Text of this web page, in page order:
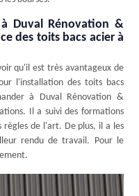
Duval Rénovation &
des toits bacs acier à
qu'il est très avantageux de
l'installation des toits bacs
à Duval Rénovation &
Il a suivi des formations
règles de l'art. De plus, il a les
rendu de travail. Pour le